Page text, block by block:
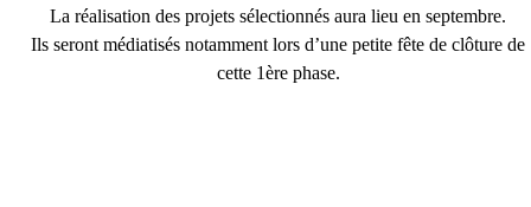
La réalisation des projets sélectionnés aura lieu en septembre.
Ils seront médiatisés notamment lors d’une petite fête de clôture de
cette 1ère phase.